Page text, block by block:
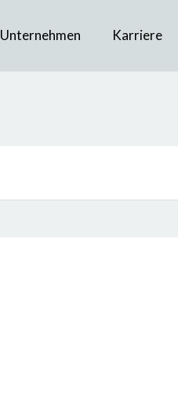
Unternehmen Karriere